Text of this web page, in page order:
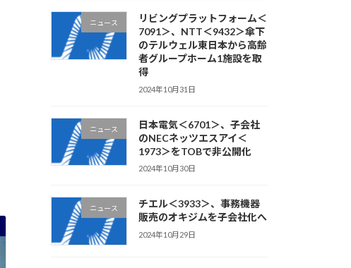
ニュース
リビングプラットフォーム＜
7091＞、NTT＜9432＞傘下
のテルウェル東日本から高齢
者グループホーム1施設を取
得
2024年10月31日
ニュース
日本電気＜6701＞、子会社
のNECネッツエスアイ＜
1973＞をTOBで非公開化
2024年10月30日
ニュース
チエル＜3933＞、事務機器
販売のオキジムを子会社化へ
2024年10月29日